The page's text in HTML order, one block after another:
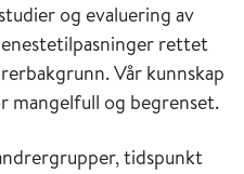
og evaluering av
rettet
Vår kunnskap
mangelfull og begrenset.
tidspunkt